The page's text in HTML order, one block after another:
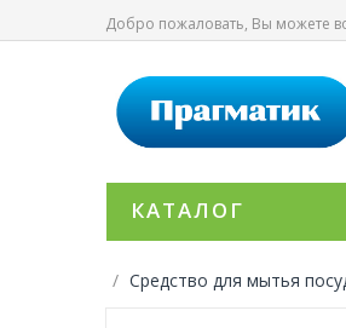
Добро пожаловать, Вы можете
КАТАЛОГ
Средство для мытья